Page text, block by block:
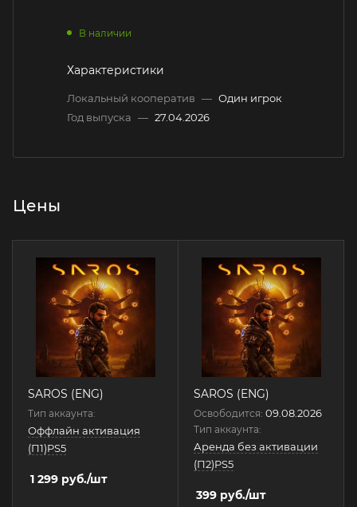
В наличии
Характеристики
Локальный кооператив — Один игрок
Год выпуска — 27.04.2026
Цены
SAROS (ENG)
Тип аккаунта:
Оффлайн активация
(П1)PS5
1 299 руб./шт
SAROS (ENG)
Освободится: 09.08.2026
Тип аккаунта:
Аренда без активации
(П2)PS5
399 руб./шт